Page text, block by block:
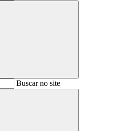
BuscarBuscar no site